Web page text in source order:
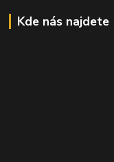
Kde nás najdete